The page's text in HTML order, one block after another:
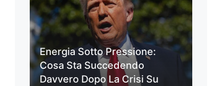
Energia Sotto Pressione:
Cosa Sta Succedendo
Davvero Dopo La Crisi Su